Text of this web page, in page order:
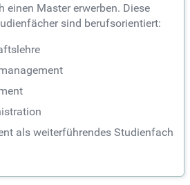
einen Master erwerben. Diese
sind berufsorientiert:
als weiterführendes Studienfach